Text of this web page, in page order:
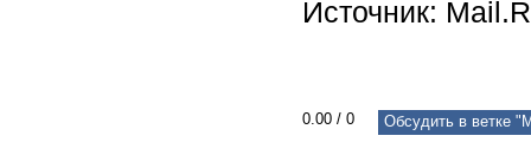
Источник:
0.00 / 0 Обсудить в ветке